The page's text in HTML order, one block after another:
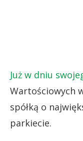
Już w dniu
Wartościowych
spółką o
parkiecie.